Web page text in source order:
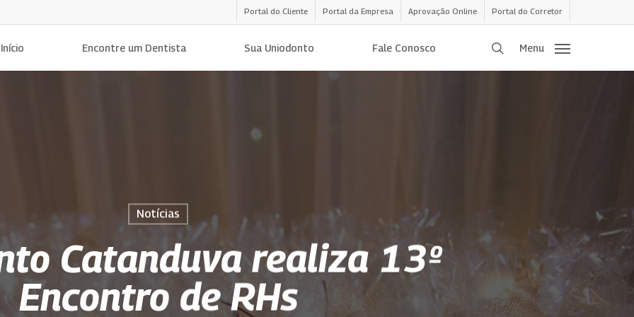
Portal do Cliente Portal da Empresa Aprovação Online Portal do Corretor
Início Encontre um Dentista Sua Uniodonto Fale Conosco procurar
Menu
Notícias
Catanduva realiza 13º
Encontro de RHs